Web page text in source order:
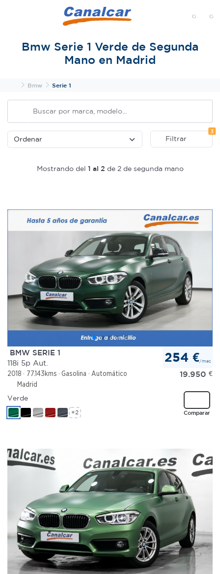
Bmw Serie 1 Verde de Segunda
Mano en Madrid
InicioBmw Serie 1
Filtrar
3
Mostrando del 1 al 2 de 2 de segunda mano
BMW SERIE 1
118i 5p Aut.
2018 77.143kms Gasolina
Automático
Madrid
254 €/mes
19.950 €
Comparar
Verde
+2